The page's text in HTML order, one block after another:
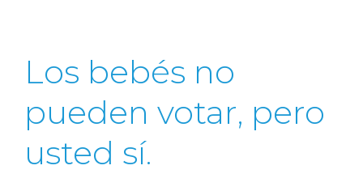
Los bebés no
pueden votar, pero
usted sí.